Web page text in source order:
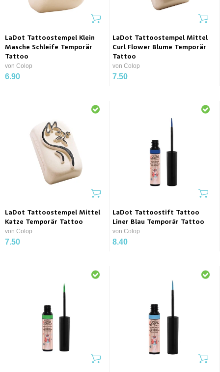
LaDot Tattoostempel Klein
Masche Schleife Temporär
Tattoo
von Colop
6.90
LaDot Tattoostempel Mittel
Curl Flower Blume Temporär
Tattoo
von Colop
7.50
LaDot Tattoostempel Mittel
Katze Temporär Tattoo
von Colop
7.50
LaDot Tattoostift Tattoo
Liner Blau Temporär Tattoo
von Colop
8.40